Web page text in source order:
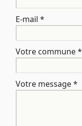
E-mail *
Votre commune*
Votre message*